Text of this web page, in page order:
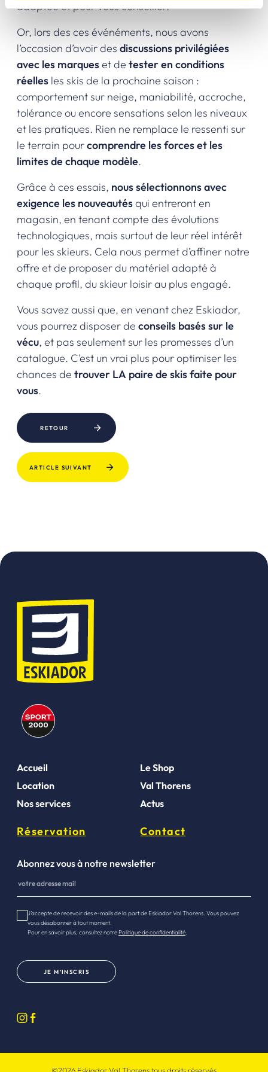
adaptée et pour vous conseiller.
Or, lors des ces événéments, nous avons
l’occasion d’avoir des discussions privilégiées
avec les marqueset de tester en conditions
réelles les skis de la prochaine saison :
comportement sur neige, maniabilité, accroche,
tolérance ou encore sensations selon les niveaux
et les pratiques. Rien ne remplace le ressenti sur
le terrain pourcomprendre les forces et les
limites de chaque modèle.
Grâce à ces essais, nous sélectionnons avec
exigence les nouveautésqui entreront en
magasin, en tenant compte des évolutions
technologiques, mais surtout de leur réel intérêt
pour les skieurs. Cela nous permet d’affiner notre
offre et de proposer du matériel adapté à
chaque profil, du skieur loisir au plus engagé.
Vous savez aussi que, en venant chez Eskiador,
vous pourrez disposer de conseils basés sur le
vécu, et pas seulement sur les promesses d’un
catalogue. C’est un vrai plus pour optimiser les
chances de trouver LA paire de skis faite pour
vous.
RETOUR
ARTICLE SUIVANT
Accueil
Location
Nos services
Le Shop
Val Thorens
Actus
Réservation Contact
Abonnez vous à notre newsletter
JE M’INSCRIS
J’accepte de recevoir des e-mails de la part de Eskiador Val Thorens. Vous pouvez
vous désabonner à tout moment.
Pour en savoir plus, consultez notre Politique de confidentialité.